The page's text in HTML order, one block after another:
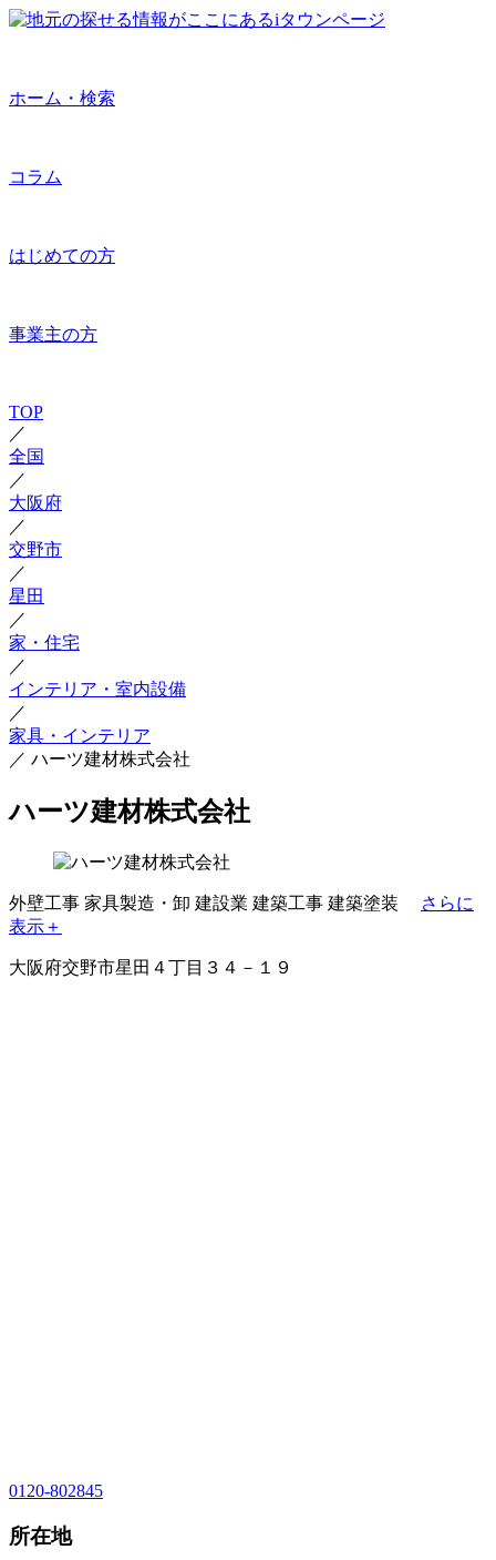
ホーム・検索
コラム
はじめての方
事業主の方
TOP
／
全国
／
大阪府
／
交野市
／
星田
／
家・住宅
／
インテリア・室内設備
／
家具・インテリア
／ ハーツ建材株式会社
ハーツ建材株式会社
外壁工事 家具製造・卸 建設業 建築工事 建築塗装
さらに
表示＋
大阪府交野市星田４丁目３４－１９
0120-802845
所在地